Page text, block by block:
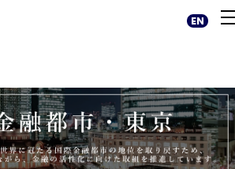
EN